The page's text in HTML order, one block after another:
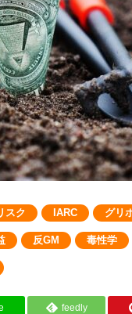
スク IARC グリ
反GM 毒性学
feedly